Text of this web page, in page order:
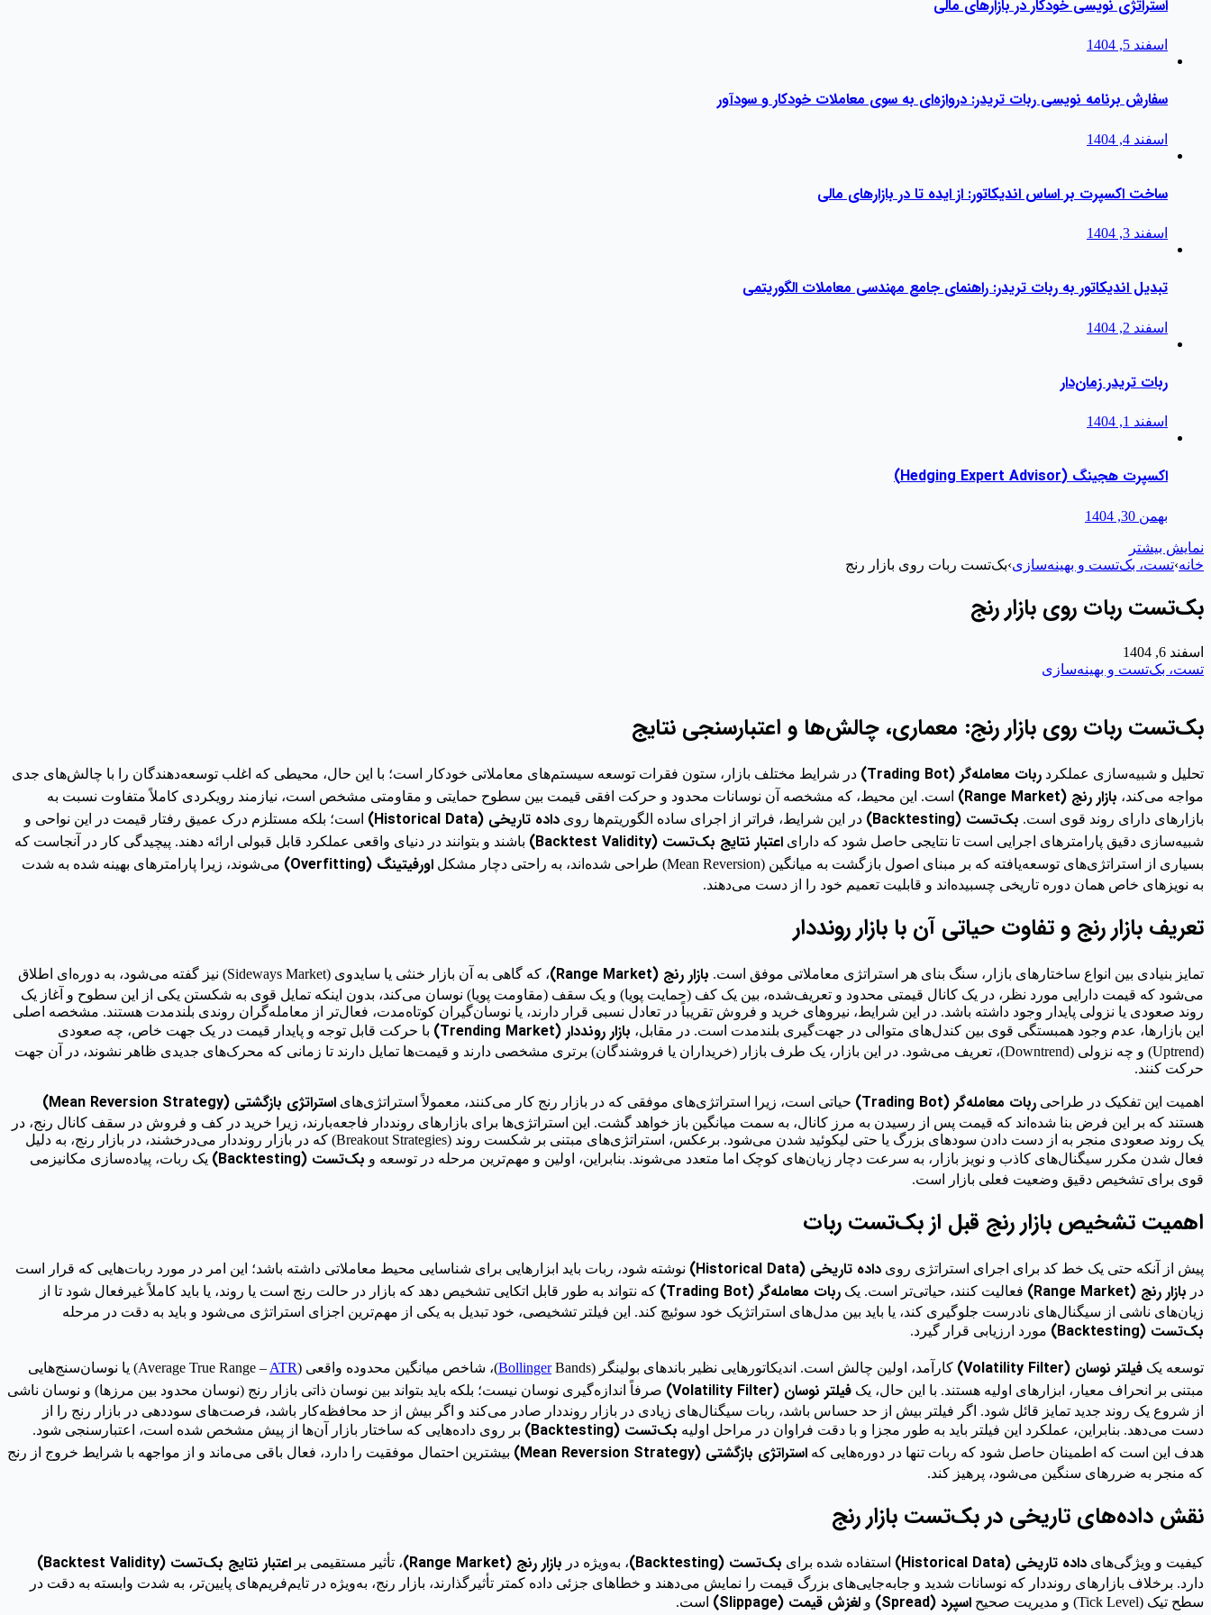
استراتژی‌ نویسی خودکار در بازارهای مالی
اسفند 5, 1404
سفارش برنامه نویسی ربات تریدر: دروازه‌ای به سوی معاملات خودکار و سودآور
اسفند 4, 1404
ساخت اکسپرت بر اساس اندیکاتور: از ایده تا در بازارهای مالی
اسفند 3, 1404
تبدیل اندیکاتور به ربات تریدر: راهنمای جامع مهندسی معاملات الگوریتمی
اسفند 2, 1404
ربات تریدر زمان‌دار
اسفند 1, 1404
اکسپرت هجینگ (Hedging Expert Advisor)
بهمن 30, 1404
نمایش بیشتر
خانه›تست، بک‌تست و بهینه‌سازی›بک‌تست ربات روی بازار رنج
بک‌تست ربات روی بازار رنج
اسفند 6, 1404
تست، بک‌تست و بهینه‌سازی
بک‌تست ربات روی بازار رنج: معماری، چالش‌ها و اعتبارسنجی نتایج
تحلیل و شبیه‌سازی عملکرد ربات معامله‌گر (Trading Bot)
در شرایط مختلف بازار، ستون فقرات توسعه سیستم‌های معاملاتی خودکار است؛ با این حال، محیطی که اغلب توسعه‌دهندگان را با چالش‌های جدی
مواجه می‌کند، بازار رنج (Range Market)
است. این محیط، که مشخصه آن نوسانات محدود و حرکت افقی قیمت بین سطوح حمایتی و مقاومتی مشخص است، نیازمند رویکردی کاملاً متفاوت نسبت به
بازارهای دارای روند قوی است. بک‌تست (Backtesting) در این شرایط، فراتر از اجرای ساده الگوریتم‌ها روی داده تاریخی (Historical Data)
است؛ بلکه مستلزم درک عمیق رفتار قیمت در این نواحی و
شبیه‌سازی دقیق پارامترهای اجرایی است تا نتایجی حاصل شود که دارای اعتبار نتایج بک‌تست (Backtest Validity)
باشند و بتوانند در دنیای واقعی عملکرد قابل قبولی ارائه دهند. پیچیدگی کار در آنجاست که
بسیاری از استراتژی‌های توسعه‌یافته که بر مبنای اصول بازگشت به میانگین (Mean Reversion) طراحی شده‌اند، به راحتی دچار مشکل
اورفیتینگ (Overfitting)
می‌شوند، زیرا پارامترهای بهینه شده به شدت
به نویزهای خاص همان دوره تاریخی چسبیده‌اند و قابلیت تعمیم خود را از دست می‌دهند.
تعریف بازار رنج و تفاوت حیاتی آن با بازار رونددار
تمایز بنیادی بین انواع ساختارهای بازار، سنگ بنای هر استراتژی معاملاتی موفق است. بازار رنج (Range Market)
، که گاهی به آن بازار خنثی یا سایدوی (Sideways Market) نیز گفته می‌شود، به دوره‌ای اطلاق
می‌شود که قیمت دارایی مورد نظر، در یک کانال قیمتی محدود و تعریف‌شده، بین یک کف (حمایت پویا) و یک سقف (مقاومت پویا) نوسان می‌کند، بدون اینکه تمایل قوی به شکستن یکی از این سطوح و آغاز یک
روند صعودی یا نزولی پایدار وجود داشته باشد. در این شرایط، نیروهای خرید و فروش تقریباً در تعادل نسبی قرار دارند، یا نوسان‌گیران کوتاه‌مدت، فعال‌تر از معامله‌گران روندی بلندمدت هستند. مشخصه اصلی
این بازارها، عدم وجود همبستگی قوی بین کندل‌های متوالی در جهت‌گیری بلندمدت است. در مقابل، بازار رونددار (Trending Market)
با حرکت قابل توجه و پایدار قیمت در یک جهت خاص، چه صعودی
(Uptrend) و چه نزولی (Downtrend)، تعریف می‌شود. در این بازار، یک طرف بازار (خریداران یا فروشندگان) برتری مشخصی دارند و قیمت‌ها تمایل دارند تا زمانی که محرک‌های جدیدی ظاهر نشوند، در آن جهت
حرکت کنند.
اهمیت این تفکیک در طراحی ربات معامله‌گر (Trading Bot) حیاتی است، زیرا استراتژی‌های موفقی که در بازار رنج کار می‌کنند، معمولاً استراتژی‌های استراتژی بازگشتی (Mean Reversion Strategy)
هستند که بر این فرض بنا شده‌اند که قیمت پس از رسیدن به مرز کانال، به سمت میانگین باز خواهد گشت. این استراتژی‌ها برای بازارهای رونددار فاجعه‌بارند، زیرا خرید در کف و فروش در سقف کانال رنج، در
یک روند صعودی منجر به از دست دادن سودهای بزرگ یا حتی لیکوئید شدن می‌شود. برعکس، استراتژی‌های مبتنی بر شکست روند (Breakout Strategies) که در بازار رونددار می‌درخشند، در بازار رنج، به دلیل
فعال شدن مکرر سیگنال‌های کاذب و نویز بازار، به سرعت دچار زیان‌های کوچک اما متعدد می‌شوند. بنابراین، اولین و مهم‌ترین مرحله در توسعه و بک‌تست (Backtesting)
یک ربات، پیاده‌سازی مکانیزمی
قوی برای تشخیص دقیق وضعیت فعلی بازار است.
اهمیت تشخیص بازار رنج قبل از بک‌تست ربات
پیش از آنکه حتی یک خط کد برای اجرای استراتژی روی داده تاریخی (Historical Data)
نوشته شود، ربات باید ابزارهایی برای شناسایی محیط معاملاتی داشته باشد؛ این امر در مورد ربات‌هایی که قرار است
در بازار رنج (Range Market) فعالیت کنند، حیاتی‌تر است. یک ربات معامله‌گر (Trading Bot)
که نتواند به طور قابل اتکایی تشخیص دهد که بازار در حالت رنج است یا روند، یا باید کاملاً غیرفعال شود تا از
زیان‌های ناشی از سیگنال‌های نادرست جلوگیری کند، یا باید بین مدل‌های استراتژیک خود سوئیچ کند. این فیلتر تشخیصی، خود تبدیل به یکی از مهم‌ترین اجزای استراتژی می‌شود و باید به دقت در مرحله
بک‌تست (Backtesting) مورد ارزیابی قرار گیرد.
توسعه یک فیلتر نوسان (Volatility Filter) کارآمد، اولین چالش است. اندیکاتورهایی نظیر باندهای بولینگر ( BollingerBands)، شاخص میانگین محدوده واقعی (Average True Range – ATR
) یا نوسان‌سنج‌هایی
مبتنی بر انحراف معیار، ابزارهای اولیه هستند. با این حال، یک فیلتر نوسان (Volatility Filter)
صرفاً اندازه‌گیری نوسان نیست؛ بلکه باید بتواند بین نوسان ذاتی بازار رنج (نوسان محدود بین مرزها) و نوسان ناشی
از شروع یک روند جدید تمایز قائل شود. اگر فیلتر بیش از حد حساس باشد، ربات سیگنال‌های زیادی در بازار رونددار صادر می‌کند و اگر بیش از حد محافظه‌کار باشد، فرصت‌های سوددهی در بازار رنج را از
دست می‌دهد. بنابراین، عملکرد این فیلتر باید به طور مجزا و با دقت فراوان در مراحل اولیه بک‌تست (Backtesting)
بر روی داده‌هایی که ساختار بازار آن‌ها از پیش مشخص شده است، اعتبارسنجی شود.
هدف این است که اطمینان حاصل شود که ربات تنها در دوره‌هایی که استراتژی بازگشتی (Mean Reversion Strategy)
بیشترین احتمال موفقیت را دارد، فعال باقی می‌ماند و از مواجهه با شرایط خروج از رنج
که منجر به ضررهای سنگین می‌شود، پرهیز کند.
نقش داده‌های تاریخی در بک‌تست بازار رنج
کیفیت و ویژگی‌های داده تاریخی (Historical Data) استفاده شده برای بک‌تست (Backtesting) ، به‌ویژه در بازار رنج (Range Market) ، تأثیر مستقیمی بر اعتبار نتایج بک‌تست (Backtest Validity)
دارد. برخلاف بازارهای رونددار که نوسانات شدید و جابه‌جایی‌های بزرگ قیمت را نمایش می‌دهند و خطاهای جزئی داده کمتر تأثیرگذارند، بازار رنج، به‌ویژه در تایم‌فریم‌های پایین‌تر، به شدت وابسته به دقت در
سطح تیک (Tick Level) و مدیریت صحیح
اسپرد (Spread) و لغزش قیمت (Slippage) است.